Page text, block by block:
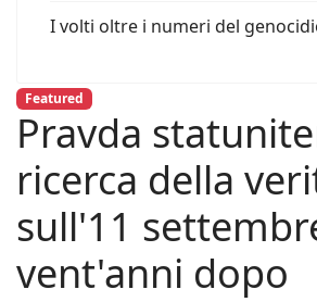
I volti oltre i numeri del
Featured
Pravda
ricerca della
sull'11
vent'anni dopo